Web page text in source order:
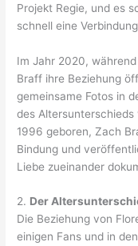
Projekt Regie, und es
schnell eine
Im Jahr 2020,
Braff ihre Beziehung
gemeinsame Fotos in
des Altersunterschieds
1996 geboren, Zach
Bindung und
Liebe zueinander
2. Der
Die Beziehung von
einigen Fans und in